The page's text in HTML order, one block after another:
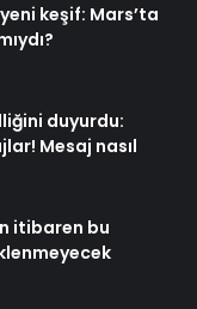
keşif: Mars’ta
duyurdu:
Mesaj nasıl
itibaren bu